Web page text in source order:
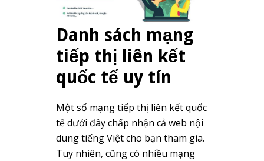
Danh sách mạng
tiếp thị liên kết
quốc tế uy tín
Một số mạng tiếp thị liên kết quốc
tế dưới đây chấp nhận cả web nội
dung tiếng Việt cho bạn tham gia.
Tuy nhiên, cũng có nhiều mạng